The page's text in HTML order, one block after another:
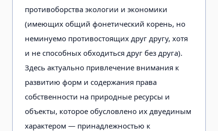
противоборства экологии и экономики
(имеющих общий фонетический корень, но
неминуемо противостоящих друг другу, хотя
и не способных обходиться друг без друга).
Здесь актуально привлечение внимания к
развитию форм и содержания права
собственности на природные ресурсы и
объекты, которое обусловлено их двуединым
характером — принадлежностью к